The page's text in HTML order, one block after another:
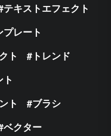
テキストエフェクト
プレート
ト
トレンド
ト
ブラシ
ベクター